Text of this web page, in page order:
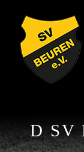
Inhalt
springen
D SV